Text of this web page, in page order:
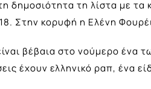
δημοσιότητα τη λίστα με τα
Στην κορυφή η Ελένη
βέβαια στο νούμερο ένα
έχουν ελληνικό ραπ, ένα